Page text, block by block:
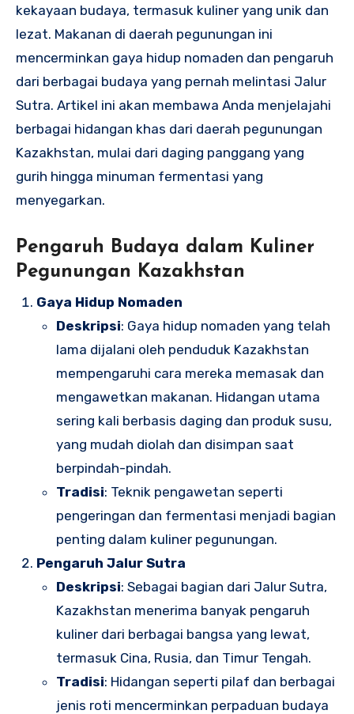
kekayaan budaya, termasuk kuliner yang unik dan
lezat. Makanan di daerah pegunungan ini
mencerminkan gaya hidup nomaden dan pengaruh
dari berbagai budaya yang pernah melintasi Jalur
Sutra. Artikel ini akan membawa Anda menjelajahi
berbagai hidangan khas dari daerah pegunungan
Kazakhstan, mulai dari daging panggang yang
gurih hingga minuman fermentasi yang
menyegarkan.
Pengaruh Budaya dalam Kuliner
Pegunungan Kazakhstan
Gaya Hidup Nomaden
Deskripsi: Gaya hidup nomaden yang telah
lama dijalani oleh penduduk Kazakhstan
mempengaruhi cara mereka memasak dan
mengawetkan makanan. Hidangan utama
sering kali berbasis daging dan produk susu,
yang mudah diolah dan disimpan saat
berpindah-pindah.
Tradisi: Teknik pengawetan seperti
pengeringan dan fermentasi menjadi bagian
penting dalam kuliner pegunungan.
Pengaruh Jalur Sutra
Deskripsi: Sebagai bagian dari Jalur Sutra,
Kazakhstan menerima banyak pengaruh
kuliner dari berbagai bangsa yang lewat,
termasuk Cina, Rusia, dan Timur Tengah.
Tradisi: Hidangan seperti pilaf dan berbagai
jenis roti mencerminkan perpaduan budaya